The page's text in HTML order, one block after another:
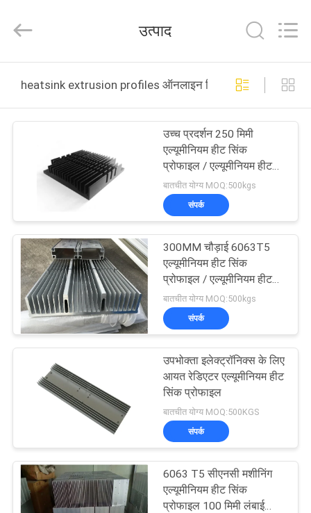
उत्पादों
हमारे
बारे
कारखाना
भ्रमण
गुणवत्ता
संपर्क
करें
Rights
उत्पाद
heatsink extrusion profiles ऑनलाइन निर्माण
उच्च प्रदर्शन 250 मिमी
एल्यूमीनियम हीट सिंक
प्रोफाइल / एल्यूमीनियम हीट
सिंक एक्सट्रूज़न
बातचीत योग्य MOQ:500kgs
संपर्क
300MM चौड़ाई 6063T5
एल्यूमीनियम हीट सिंक
प्रोफाइल / एल्यूमीनियम हीट
सिंक एक्सट्रूज़न
बातचीत योग्य MOQ:500kgs
संपर्क
उपभोक्ता इलेक्ट्रॉनिक्स के लिए
आयत रेडिएटर एल्यूमीनियम हीट
सिंक प्रोफाइल
बातचीत योग्य MOQ:500KGS
संपर्क
6063 T5 सीएनसी मशीनिंग
एल्यूमीनियम हीट सिंक
प्रोफाइल 100 मिमी लंबाई